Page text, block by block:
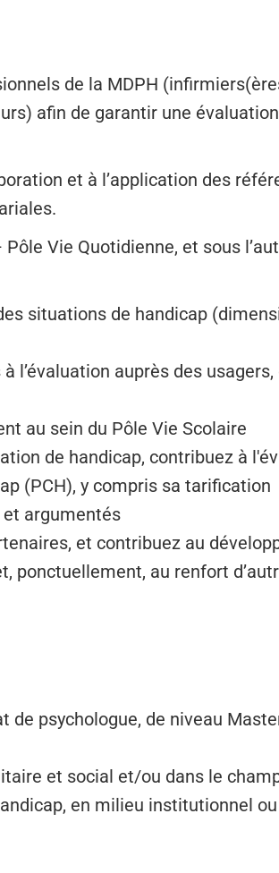
de la MDPH
afin de garantir une
et à l’application des
Vie Quotidienne, et sous
situations de handicap
l’évaluation auprès des
au sein du Pôle Vie Scolaire
de handicap, contribuez à
(PCH), y compris sa tarification
argumentés
et contribuez au
ponctuellement, au renfort
psychologue, de niveau
et social et/ou dans le
en milieu institutionnel